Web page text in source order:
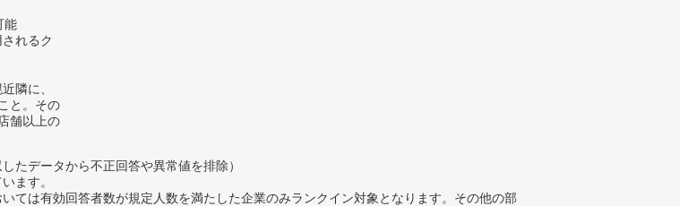
能
れるク
隣に、
と。その
舗以上の
たデータから不正回答や異常値を排除）
ます。
ては有効回答者数が規定人数を満たした企業のみランクイン対象となります。その他の部